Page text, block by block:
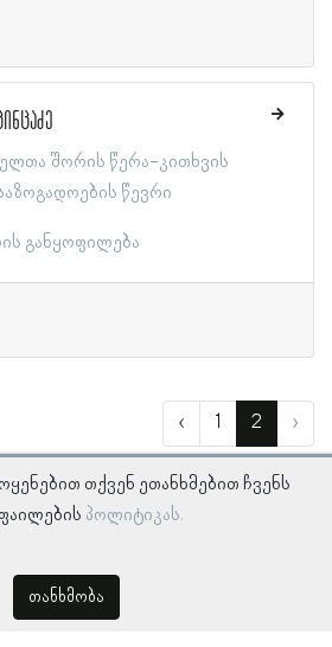
შორის წერა-კითხვის
წევრი
განყოფილება
‹ 1 2 ›
თქვენ ეთანხმებით ჩვენს
პოლიტიკას.
თანხმობა